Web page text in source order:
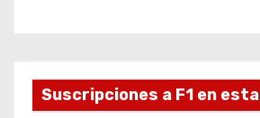
Suscripciones a F1 en